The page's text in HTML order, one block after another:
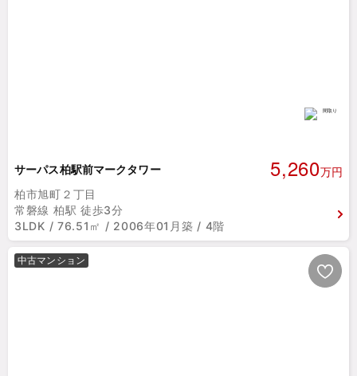
サーパス柏駅前マークタワー 5,260万円
柏市旭町２丁目
常磐線 柏駅 徒歩3分
3LDK / 76.51㎡ / 2006年01月築 / 4階
中古マンション